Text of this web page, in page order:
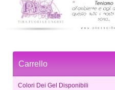
Carrello
Colori Dei Gel Disponibili